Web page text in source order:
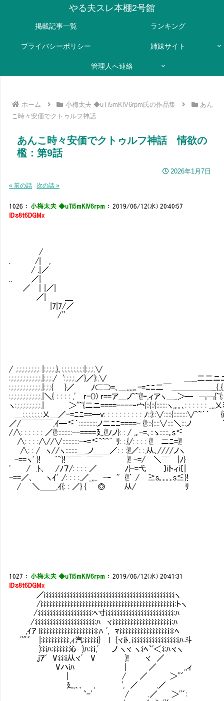
やる夫スレ本棚2号館
掲載記事一覧 ランキング
プライバシーポリシー 姉妹サイト
管理人へ連絡
ホーム 小梅太夫 ◆uTi5mKlV6rpm氏の作品集
あん
こ時々安価でクトゥルフ神話
あんこ時々安価でクトゥルフ神話 情欲の
檻：第9話
2026年1月7日
« 前の話 次の話 »
1026 ： 小梅太夫 ◆uTi5mKlV6rpm ：2019/06/12(水) 20:40:57
ID:s8t6DGMx
/
. /| ,
/ .|／
.. ／|
／ ｜|／|
／| ＿
|7|7/／
/'’
/ .:.:.:.:.:.:.:.: |:.:.:.:.}､
:.:.:.:.:.:.:.:.:.:.:.|:.:.:./ ':.:.:.:.／}／}:.∨ ＿__二二ニ
:.:.:.:.:.:.:.:.:.:.:.|:.:.:{ }／ ﾉ⊂⊃=､＿,,,,,｡-=ﾆﾆ二￣＿＿＿＿
:.:.:.:.:.:.:.:.:.:.:.|＼{ : : : : ,' r-()) r==ア＿ノ~~{!ｰ,ィアヽ＿_＞─
ヽ:.:.:.:.:.:.:.:.:.| ＞''~{二ニ====----ｰ宀{::{::{:::::::ヽ,｡｡､: : : : : : _,,乂ﾐ
＿:.:.:.:.:.:.:乂＿／-=ﾆﾆ==─v: : : : : : : : : : ﾉ::}::∨:::::{:::::::::∨~~´´
／/￣￣￣￣,ｲ─≦´::::::::::::ノ二ﾆﾆ====- {!:::{::::∨::::＼:::ノ ｀
/∧: : : : : : ／{!::::::::::--====廴{!ﾉノ}: : / ,｡-=､::ゝ::::::｡s≦
∧: : : :∧//∨:::::::::::-‐=≦~~~´ ﾘ: :.{/: : : : {!￣二ﾆ=}!
∧: : / ヽ//ヽ::::::::＿_ノ＿＿／: : :}!／: :.从､////ノヽ
-==ヽ' }! ｀~}!￣￣ ￣￣ }! -=/ ＼￣ |ﾉ}
' / .ﾄ､ /ﾉ７/: : : : ／ ﾉ}-=弋 〕iトィi〔|
-==／､ ヽｲ' ./: : : :.／_,,.. -‐ '' {!´ / ≧s｡｡｡｡s≦}!
/ ＼＿＿,ｲ{: : ／} { ◎ 从/ ﾘ
1027 ： 小梅太夫 ◆uTi5mKlV6rpm ：2019/06/12(水) 20:41:31
ID:s8t6DGMx
／i:i:i:i:i:i:i:i:i:i:i:i:i:i:i:i:i:i:i:i:i:i:i:i:i:i:i:i:i:i:i:i:i:i:i:i:i:i:i:i:i:i:i:iヽ
/i:i:i:i:i:i:i:i:i:i:i:i:i:i:i:i:i:i:i:i:i:i:i:i:i:i:i:i:i:i:i:i:i:i:i:i:i:i:i:i:i:i:i:i:ｉ:トヽ
/:i:i:i:i:i:i:i:i:i:i:i:i:i:i:i:i:i:i:ﾍ寸i:i:i:i:i:i:i:i:i:i:i:i:i:i:i:i:i:i:i:i:i:i:i:ﾊ
/:i:i:i:i:i:i:i:i:i:i:i:i:i:i:i:i:i:i:i:i:ﾊ ヾi:i:i:i:i:i:i:i:i:i:i:i:i:i:i:i:i:i:i:ｉ:ﾊ
,ｲｱ li:i:i:i:i:i:i:i:i:i:i:i:i:i:i:i:i:ｉ:ｉ:ﾊ ', ﾏi:i:i:i:i:i:i:i:i:i:i:i:i:i:i:i:ｉ:ｉ:ﾍ
''"´ |:i:i:i:i:i:i:i:i:i:,ｨ汽:i:i:i:i:ｉ} l {ヾiﾄ､i:i:i:i:i:i:i:i:i:i:i:i:i:i:i:ｉﾊ斗
}:i:iﾊ:i:i:i:i:i:沁 }ﾊ:i:ｉ,' ノ ヽヾ ヽ:iﾍ`'＜:i:ﾊヾヽ
,jｱﾞ V:i:i:ｉ从ヾ' V }! ヾ ／ ・・・・
Vハiﾊ | ／ ,,ィ
| / ／ ＞''´
廴,､､ , ', ／ .／
`-' / .／ ＞''´: